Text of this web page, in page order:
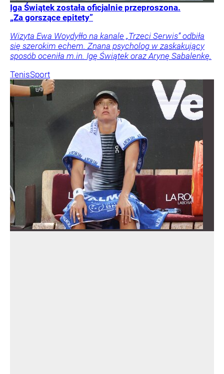
Iga Świątek została oficjalnie przeproszona.
„Za gorszące epitety”
Wizyta Ewa Woydyłło na kanale „Trzeci Serwis” odbiła
się szerokim echem. Znana psycholog w zaskakujący
sposób oceniła m.in. Igę Świątek oraz Arynę Sabalenkę.
TenisSport